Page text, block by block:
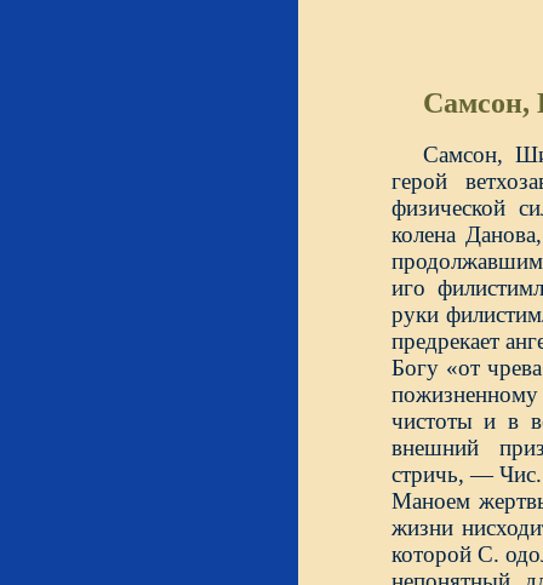
Самсон,
герой
физической
колена
иго
руки
предрекает
Богу «от
чистоты и в
внешний
стричь, — Чис.
Маноем
жизни
которой С.